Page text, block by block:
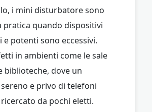
i mini disturbatore sono
pratica quando dispositivi
e potenti sono eccessivi.
in ambienti come le sale
biblioteche, dove un
e privo di telefoni
da pochi eletti.